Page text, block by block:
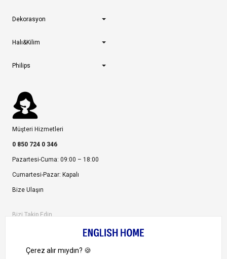
Dekorasyon
Halı&Kilim
Philips
Müşteri Hizmetleri
0 850 724 0 346
Pazartesi-Cuma: 09:00 – 18:00
Cumartesi-Pazar: Kapalı
Bize Ulaşın
Bizi Takip Edin